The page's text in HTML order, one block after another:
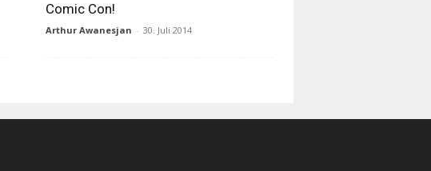
Comic Con!
Arthur Awanesjan - 30. Juli 2014